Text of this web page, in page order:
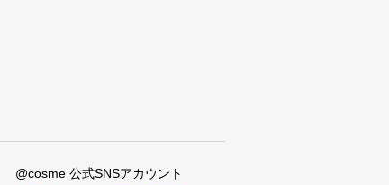
@cosme 公式SNSアカウント